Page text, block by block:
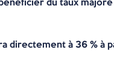
directement à 36 % à